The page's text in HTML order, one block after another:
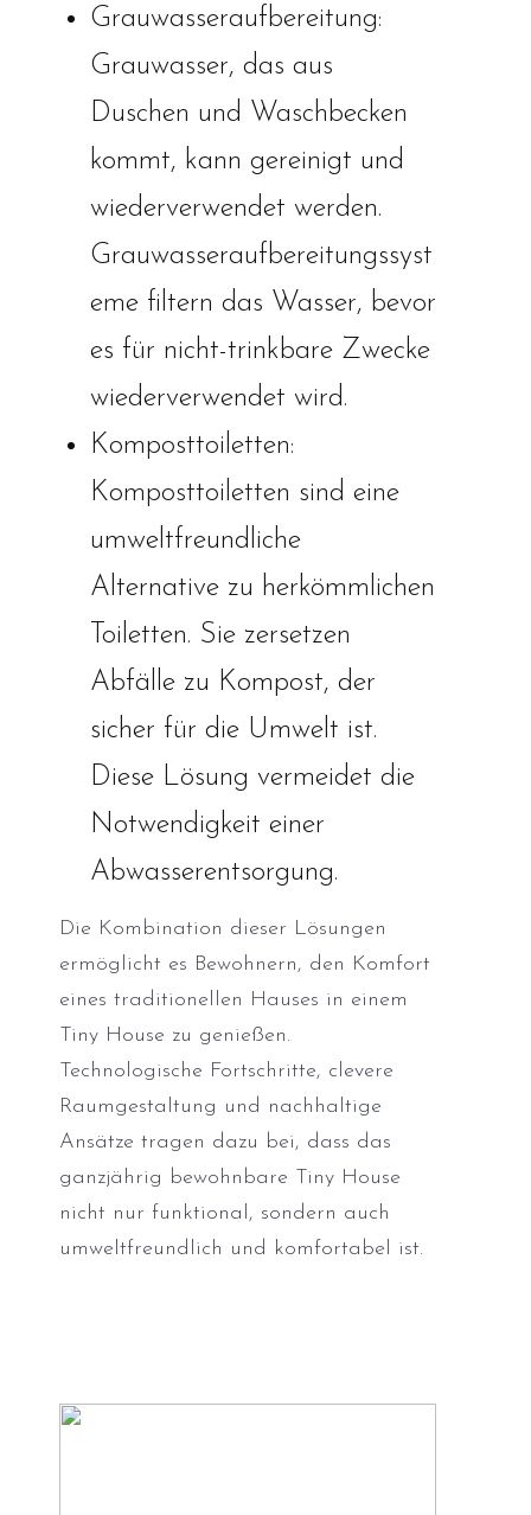
Grauwasseraufbereitung:
Grauwasser, das aus
Duschen und Waschbecken
kommt, kann gereinigt und
wiederverwendet werden.
Grauwasseraufbereitungssyst
eme filtern das Wasser, bevor
es für nicht-trinkbare Zwecke
wiederverwendet wird.
Komposttoiletten:
Komposttoiletten sind eine
umweltfreundliche
Alternative zu herkömmlichen
Toiletten. Sie zersetzen
Abfälle zu Kompost, der
sicher für die Umwelt ist.
Diese Lösung vermeidet die
Notwendigkeit einer
Abwasserentsorgung.
Die Kombination dieser Lösungen
ermöglicht es Bewohnern, den Komfort
eines traditionellen Hauses in einem
Tiny House zu genießen.
Technologische Fortschritte, clevere
Raumgestaltung und nachhaltige
Ansätze tragen dazu bei, dass das
ganzjährig bewohnbare Tiny House
nicht nur funktional, sondern auch
umweltfreundlich und komfortabel ist.